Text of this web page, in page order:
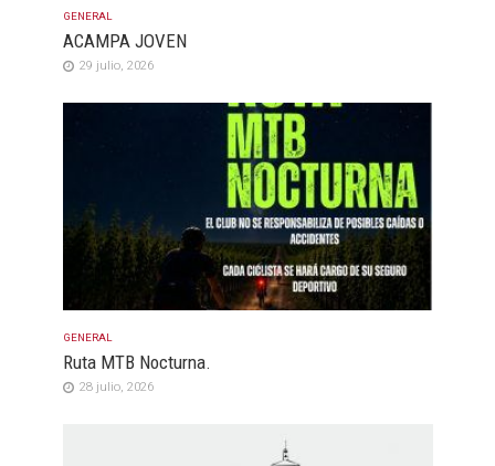
GENERAL
ACAMPA JOVEN
29 julio, 2026
GENERAL
Ruta MTB Nocturna.
28 julio, 2026